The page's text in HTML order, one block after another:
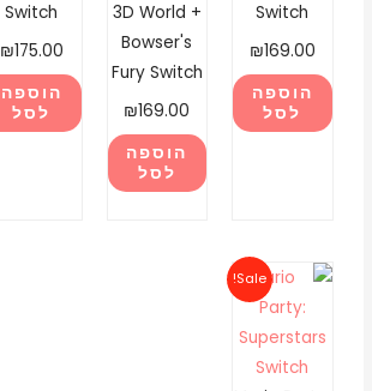
Switch
₪169.00
הוספה
לסל
3D World +
Bowser's
Fury Switch
₪169.00
הוספה
לסל
Switch
₪175.00
הוספה
לסל
Sale!המחיר
המקורי
היה:
₪225.00.
המחיר
הנוכחי
הוא: